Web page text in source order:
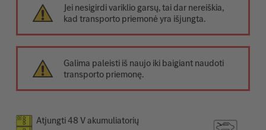
Jei nesigirdi variklio garsų, tai dar nereiškia,
kad transporto priemonė yra išjungta.
Galima paleisti iš naujo iki baigiant naudoti
transporto priemonę.
Atjungti 48 V akumuliatorių